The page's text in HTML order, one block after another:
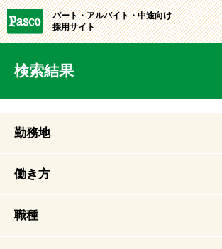
パート・アルバイト・中途向け
採用サイト
検索結果
勤務地
働き方
職種